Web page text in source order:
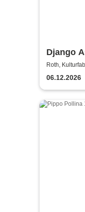
Django
Roth,
06.12.2026